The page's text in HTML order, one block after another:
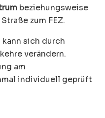
beziehungsweise
zum FEZ.
sich durch
verändern.
am
individuell geprüft